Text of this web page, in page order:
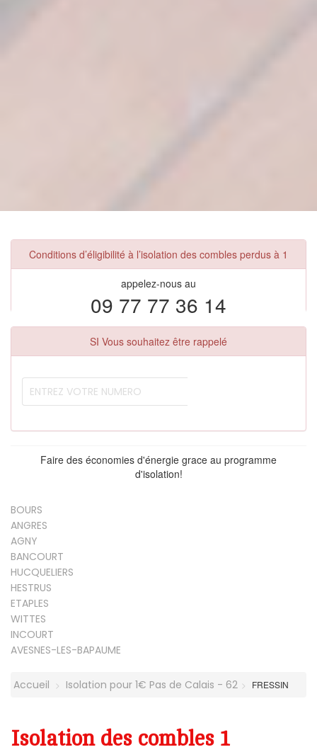
Conditions d’éligibilité à l’isolation des combles perdus à 1
appelez-nous au
09 77 77 36 14
SI Vous souhaitez être rappelé
Faire des économies d'énergie grace au programme
d'isolation!
BOURS
ANGRES
AGNY
BANCOURT
HUCQUELIERS
HESTRUS
ETAPLES
WITTES
INCOURT
AVESNES-LES-BAPAUME
Accueil Isolation pour 1€ Pas de Calais - 62 FRESSIN
Isolation des combles 1